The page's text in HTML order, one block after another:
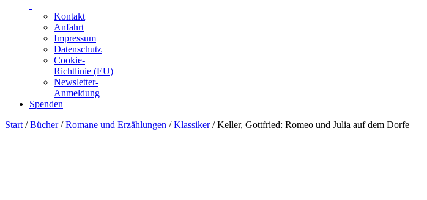
Kontakt
Anfahrt
Impressum
Datenschutz
Cookie-
Richtlinie (EU)
Newsletter-
Anmeldung
Spenden
Skip
Start /Bücher/Romane und Erzählungen /Klassiker/ Keller, Gottfried: Romeo und Julia auf dem Dorfe